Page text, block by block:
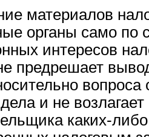
материалов
органы само по
интересов
предрешает
и не возлагает
каких-